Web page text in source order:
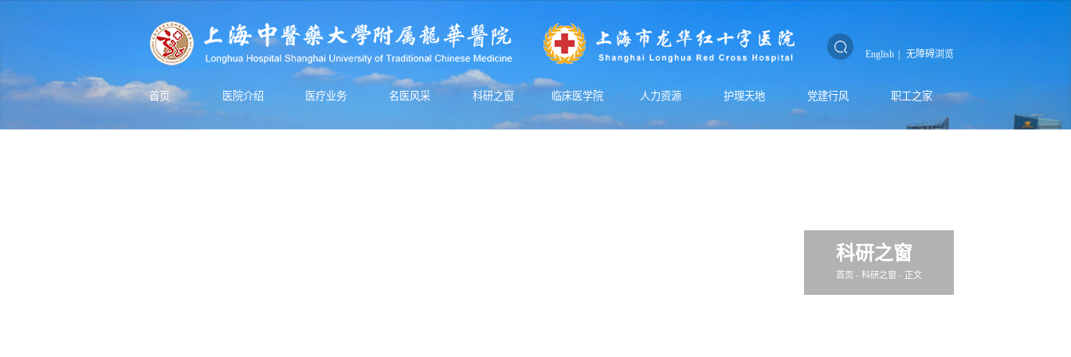
English | 无障碍浏览
首页 医院介绍 医疗业务 名医风采 科研之窗 临床医学院 人力资源 护理天地 党建行风 职工之家
科研之窗
首页- 科研之窗 - 正文